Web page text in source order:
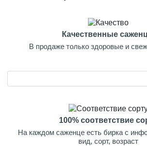
Качественные
В продаже только здоровые и
100% соответствие
На каждом саженце есть бирка с
вид, сорт, возраст